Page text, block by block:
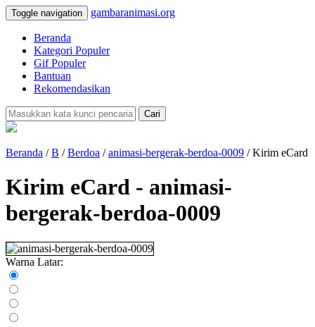
Toggle navigation gambaranimasi.org
Beranda
Kategori Populer
Gif Populer
Bantuan
Rekomendasikan
Cari
Beranda /B /Berdoa /animasi-bergerak-berdoa-0009 / Kirim eCard
Kirim eCard - animasi-
bergerak-berdoa-0009
Warna Latar: